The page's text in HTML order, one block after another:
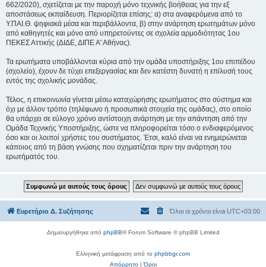
662/2020), σχετίζεται με την παροχή μόνο τεχνικής βοήθειας για την εξ
αποστάσεως εκπαίδευση. Περιορίζεται επίσης: α) στα αναφερόμενα από το
Υ.ΠΑΙ.Θ. ψηφιακά μέσα και περιβάλλοντα, β) στην ανάρτηση ερωτημάτων μόνο
από καθηγητές και μόνο από υπηρετούντες σε σχολεία αρμοδιότητας 1ου
ΠΕΚΕΣ Αττικής (ΔΙΔΕ, ΔΙΠΕ Α' Αθήνας).
Τα ερωτήματα υποβάλλονται κύρια από την ομάδα υποστήριξης 1ου επιπέδου
(σχολείο), έχουν δε τύχει επεξεργασίας και δεν κατέστη δυνατή η επίλυσή τους
εντός της σχολικής μονάδας.
Τέλος, η επικοινωνία γίνεται μέσω καταχώρησης ερωτήματος στο σύστημα και
όχι με άλλον τρόπο (τηλέφωνο ή προσωπικά στοιχεία της ομάδας), στο οποίο
θα υπάρχει σε εύλογο χρόνο αντίστοιχη ανάρτηση με την απάντηση από την
Ομάδα Τεχνικής Υποστήριξης, ώστε να πληροφορείται τόσο ο ενδιαφερόμενος
όσο και οι λοιποί χρήστες του συστήματος. Έτσι, καλό είναι να ενημερώνεται
κάποιος από τη βάση γνώσης που σχηματίζεται πριν την ανάρτηση του
ερωτήματός του.
Ευρετήριο Δ. Συζήτησης Όλοι οι χρόνοι είναι UTC+03:00
Δημιουργήθηκε από phpBB® Forum Software © phpBB Limited
Ελληνική μετάφραση από το phpbbgr.com
Απόρρητο|Όροι